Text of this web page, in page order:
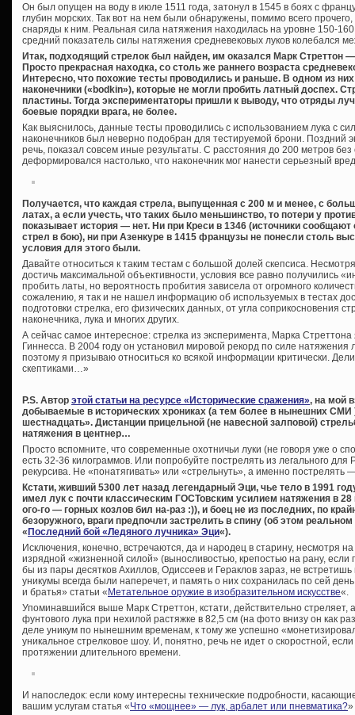
Он был опущен на воду в июле 1511 года, затонул в 1545 в боях с
глубин морских. Так вот на нем были обнаружены, помимо всего
снаряды к ним. Реальная сила натяжения находилась на уровне 150-
средний показатель силы натяжения средневековых луков колебался
Итак, подходящий стрелок был найден, им оказался Марк Стреттон
Просто прекрасная находка, со столь же раннего возраста
Интересно, что похожие тесты проводились и раньше. В одном из
наконечники («bodkin»), которые не могли пробить латный доспех.
пластины. Тогда экспериментаторы пришли к выводу, что отряды
боевые порядки врага, не более.
Как выяснилось, данные тесты проводились с использованием лука с
наконечников был неверно подобран для тестируемой брони. Поздний
речь, показал совсем иные результаты. С расстояния до 200 метров
деформировался настолько, что наконечник мог нанести серьезный
Получается, что каждая стрела, выпущенная с 200 м и менее, с
латах, а если учесть, что таких было меньшинство, то потери у
показывает история — нет. Ни при Креси в 1346 (источники
стрел в бою), ни при Азенкуре в 1415 французы не понесли столь
условия для этого были.
Давайте относиться к таким тестам с большой долей скепсиса.
достичь максимальной объективности, условия все равно получились
пробить латы, но вероятность пробития зависела от огромного
сожалению, я так и не нашел информацию об используемых в тестах
подготовки стрелка, его физических данных, от угла соприкосновения
наконечника, лука и многих других.
А сейчас самое интересное: стрелка из эксперимента, Марка
Гиннесса. В 2004 году он установил мировой рекорд по силе
поэтому я призываю относиться ко всякой информации критически.
скептиками…»
P.S. Автор этой статьи на ресурсе «Исторические сражения», на мой
добываемые в исторических хрониках (а тем более в нынешних СМИ
шестнадцать». Дистанции прицельной (не навесной залповой)
натяжения в центнер…
Просто вспомните, что современные охотничьи луки (не говоря уже о
есть 32-36 килограммов. Или попробуйте пострелять из легального для
рекурсива. Не «понатягивать» или «стрельнуть», а именно пострелять
Кстати, живший 5300 лет назад легендарный Эци, чье тело в 1991
имел лук с почти классическим ГОСТовским усилием натяжения в
ого-го — горных козлов бил на-раз :)), и боец не из последних, по
безоружного, враги предпочли застрелить в спину (об этом
«Последний бой «Ледяного лучника» Эци«).
Исключения, конечно, встречаются, да и народец в старину, несмотря
изрядной «жизненной силой» (выносливостью, крепостью на рану, если
бы из пары десятков Ахиллов, Одиссеев и Гераклов зараз, не
уникумы всегда были наперечет, и память о них сохранилась по сей
и братья» статьи «Метательное оружие в изобразительном искусстве«.
Упоминавшийся выше Марк Стреттон, кстати, действительно стреляет,
фунтового лука при нехилой растяжке в 82,5 см (на фото внизу он как
деле уникум по нынешним временам, к тому же успешно
уникальное стрелковое шоу. И, понятно, речь не идет о скоростной,
протяжении длительного времени.
И напоследок: если кому интересны технические подробности,
вашим услугам статья «Что «мощнее» — лук, арбалет или пневматика?»